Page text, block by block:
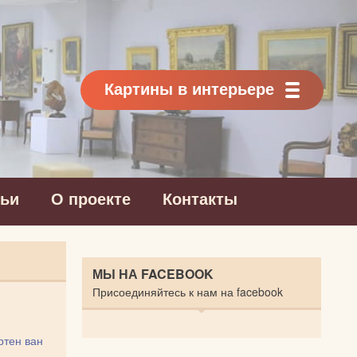
Картины в интерьере
О проекте Контакты
ван
МЫ НА FACEBOOK
Присоединяйтесь к нам на facebook